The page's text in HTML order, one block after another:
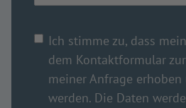
Ich stimme zu, dass
dem Kontaktformular
meiner Anfrage
werden. Die Daten